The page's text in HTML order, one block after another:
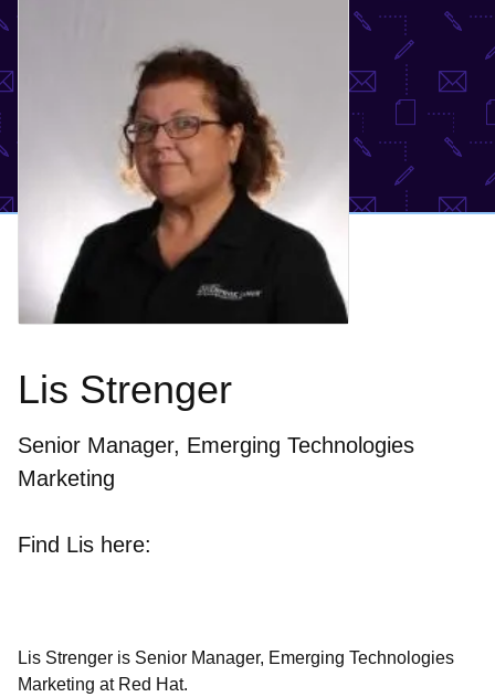
Lis Strenger
Senior Manager, Emerging Technologies
Marketing
Find Lis here:
Lis Strenger is Senior Manager, Emerging Technologies
Marketing at Red Hat.